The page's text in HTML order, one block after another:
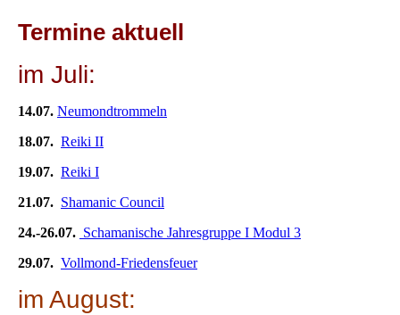
Termine aktuell
im Juli:
14.07. Neumondtrommeln
18.07. Reiki II
19.07. Reiki I
21.07. Shamanic Council
24.-26.07. Schamanische Jahresgruppe I Modul 3
29.07. Vollmond-Friedensfeuer
im August: